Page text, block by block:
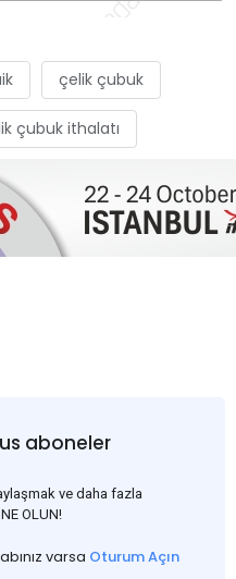
çelik çubuk
çubuk ithalatı
aboneler
ve daha fazla
OLUN!
varsa Oturum Açın